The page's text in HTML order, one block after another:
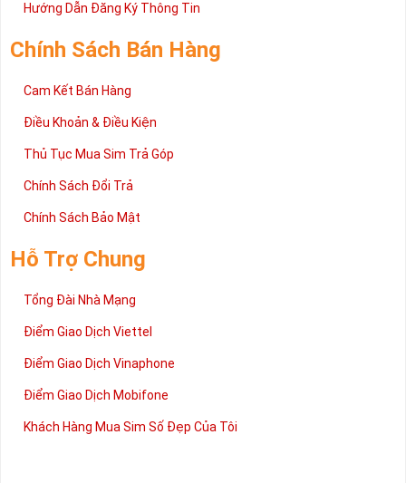
2 đang được rất nhiều khách hàng tin tưởng lựa chọn trên thị
cấp trong bài viết này sẽ giúp bạn hiểu rõ ý nghĩa và các bước đặt
mua sim số tại Sim Tiền Giang nhanh chóng nhất.
Chúc quý khách tìm được chiếc sim Tứ quý 2 như ý!
Hướng Dẫn Đăng Ký Thông Tin
Chính Sách Bán Hàng
Cam Kết Bán Hàng
Điều Khoản & Điều Kiện
Thủ Tục Mua Sim Trả Góp
Chính Sách Đổi Trả
Chính Sách Bảo Mật
Hỗ Trợ Chung
Tổng Đài Nhà Mạng
Điểm Giao Dịch Viettel
Điểm Giao Dịch Vinaphone
Điểm Giao Dịch Mobifone
Khách Hàng Mua Sim Số Đẹp Của Tôi